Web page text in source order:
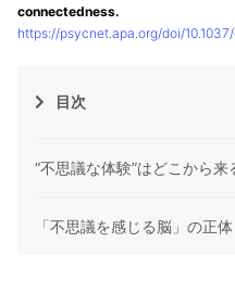
connectedness.
https://psycnet.apa.org/doi/
目次
“不思議な体験”はどこから来
「不思議を感じる脳」の正体